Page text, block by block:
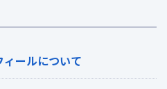
ールについて